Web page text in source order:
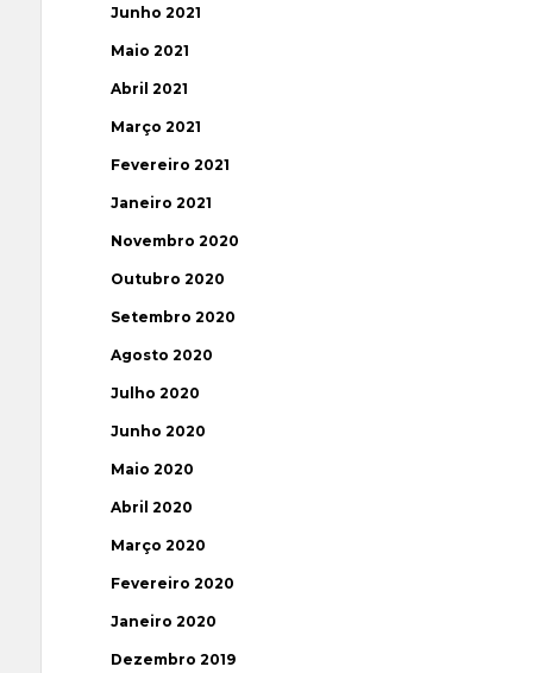
Junho 2021
Maio 2021
Abril 2021
Março 2021
Fevereiro 2021
Janeiro 2021
Novembro 2020
Outubro 2020
Setembro 2020
Agosto 2020
Julho 2020
Junho 2020
Maio 2020
Abril 2020
Março 2020
Fevereiro 2020
Janeiro 2020
Dezembro 2019